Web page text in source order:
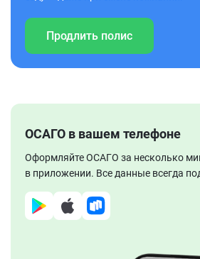
Продлить полис
ОСАГО в вашем телефоне
Оформляйте ОСАГО за несколько
в приложении. Все данные всегда